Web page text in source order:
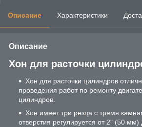
Описание Характеристики
Описание
Хон для расточки
Хон для расточки цилиндров
проведения работ по ремонту
цилиндров.
Хон имеет три резца с тремя
отверстия регулируется от 2" (50